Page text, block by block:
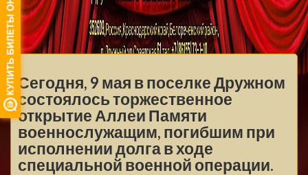
ДРУЖНЕНСКОГО
СЕЛЬСКОГО
ПОСЕЛЕНИЯ
МЕНЮ
Сегодня, 9 мая в поселке Дружном
состоялось торжественное
открытие Аллеи Памяти
военнослужащим, погибшим при
исполнении долга в ходе
специальной военной операции.